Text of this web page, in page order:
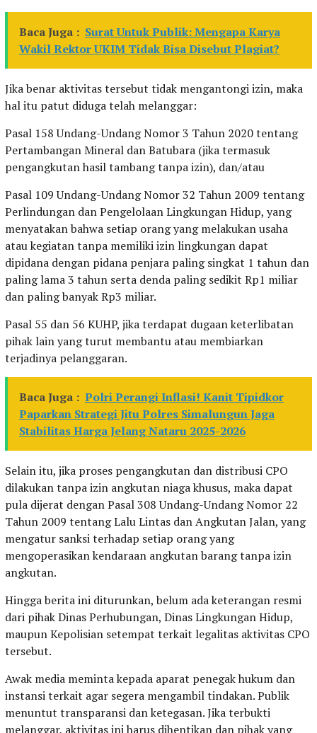
Baca Juga : Surat Untuk Publik: Mengapa Karya
Wakil Rektor UKIM Tidak Bisa Disebut Plagiat?
Jika benar aktivitas tersebut tidak mengantongi izin, maka
hal itu patut diduga telah melanggar:
Pasal 158 Undang-Undang Nomor 3 Tahun 2020 tentang
Pertambangan Mineral dan Batubara (jika termasuk
pengangkutan hasil tambang tanpa izin), dan/atau
Pasal 109 Undang-Undang Nomor 32 Tahun 2009 tentang
Perlindungan dan Pengelolaan Lingkungan Hidup, yang
menyatakan bahwa setiap orang yang melakukan usaha
atau kegiatan tanpa memiliki izin lingkungan dapat
dipidana dengan pidana penjara paling singkat 1 tahun dan
paling lama 3 tahun serta denda paling sedikit Rp1 miliar
dan paling banyak Rp3 miliar.
Pasal 55 dan 56 KUHP, jika terdapat dugaan keterlibatan
pihak lain yang turut membantu atau membiarkan
terjadinya pelanggaran.
Baca Juga : Polri Perangi Inflasi! Kanit Tipidkor
Paparkan Strategi Jitu Polres Simalungun Jaga
Stabilitas Harga Jelang Nataru 2025-2026
Selain itu, jika proses pengangkutan dan distribusi CPO
dilakukan tanpa izin angkutan niaga khusus, maka dapat
pula dijerat dengan Pasal 308 Undang-Undang Nomor 22
Tahun 2009 tentang Lalu Lintas dan Angkutan Jalan, yang
mengatur sanksi terhadap setiap orang yang
mengoperasikan kendaraan angkutan barang tanpa izin
angkutan.
Hingga berita ini diturunkan, belum ada keterangan resmi
dari pihak Dinas Perhubungan, Dinas Lingkungan Hidup,
maupun Kepolisian setempat terkait legalitas aktivitas CPO
tersebut.
Awak media meminta kepada aparat penegak hukum dan
instansi terkait agar segera mengambil tindakan. Publik
menuntut transparansi dan ketegasan. Jika terbukti
melanggar, aktivitas ini harus dihentikan dan pihak yang